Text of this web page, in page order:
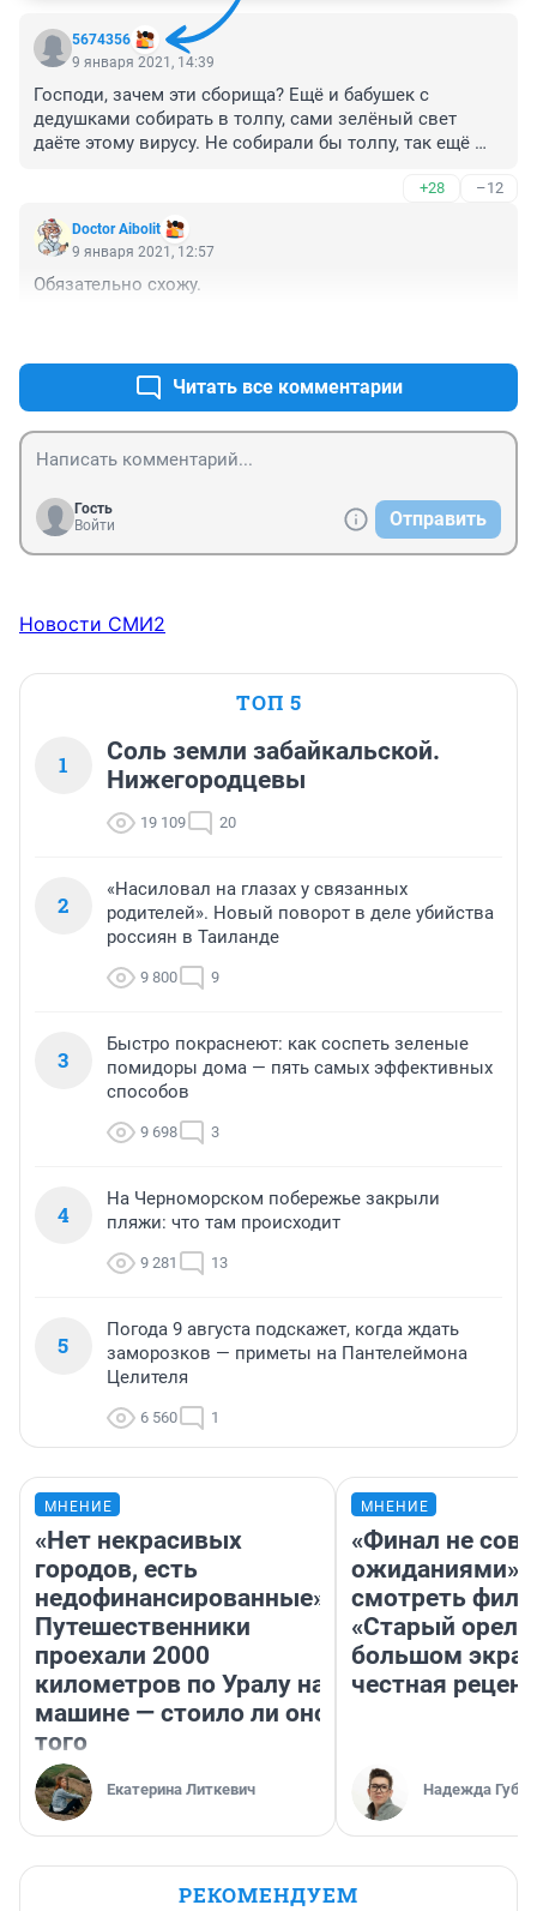
5674356
9 января 2021, 14:39
Господи, зачем эти сборища? Ещё и бабушек с
дедушками собирать в толпу, сами зелёный свет
даёте этому вирусу. Не собирали бы толпу, так ещё
столпотворения и только Забайкалье как всегда в
своём репертуаре, мало, видимо, людей болеет и
умирает. Ничему не научила уха на площади осенью,
бесполезно, не дошло.
+28 –12
Doctor Aibolit
9 января 2021, 12:57
Обязательно схожу.
Читать все комментарии
Гость
Войти
Отправить
Новости СМИ2
ТОП 5
1
Соль земли забайкальской.
Нижегородцевы
19 109 20
2
«Насиловал на глазах у связанных
родителей». Новый поворот в деле убийства
россиян в Таиланде
9 800 9
3
Быстро покраснеют: как соспеть зеленые
помидоры дома — пять самых эффективных
способов
9 698 3
4
На Черноморском побережье закрыли
пляжи: что там происходит
9 281 13
5
Погода 9 августа подскажет, когда ждать
заморозков — приметы на Пантелеймона
Целителя
6 560 1
МНЕНИЕ
«Нет некрасивых
городов, есть
недофинансированные».
Путешественники
проехали 2000
километров по Уралу на
машине — стоило ли оно
того
Екатерина Литкевич
МНЕНИЕ
«Финал не
ожиданиями»:
смотреть
«Старый орел»
большом
честная
Надежда
РЕКОМЕНДУЕМ